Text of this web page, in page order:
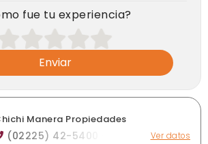
fue tu experiencia?
Enviar
Manera Propiedades
Ver datos